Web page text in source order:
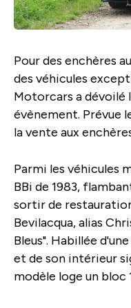
Pour des enchères
des véhicules
Motorcars a dévoilé
évènement. Prévue
la vente aux
Parmi les véhicules
BBi de 1983,
sortir de
Bevilacqua, alias
Bleus". Habillée
et de son intérieur
modèle loge un bloc